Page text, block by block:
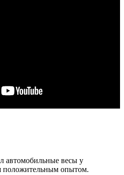
автомобильные весы у
положительным опытом.